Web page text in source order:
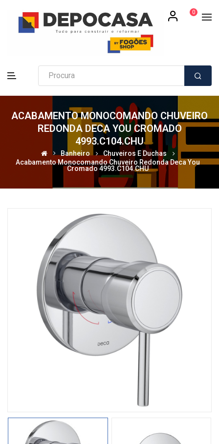
0
ACABAMENTO MONOCOMANDO CHUVEIRO
REDONDA DECA YOU CROMADO
4993.C104.CHU
Banheiro
Chuveiros E Duchas
Acabamento Monocomando Chuveiro Redonda Deca You
Cromado 4993.C104.CHU